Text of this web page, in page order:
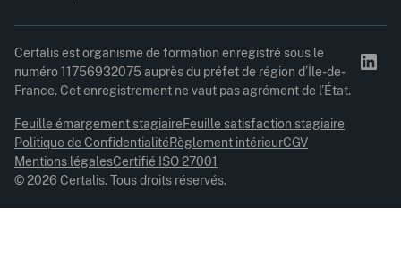
Certalis est organisme de formation enregistré sous le
numéro 11756932075 auprès du préfet de région d’Île-de-
France. Cet enregistrement ne vaut pas agrément de l’État.
© 2026 Certalis. Tous droits réservés.
Feuille émargement stagiaireFeuille satisfaction stagiaire
Politique de ConfidentialitéRèglement intérieurCGV
Mentions légalesCertifié ISO 27001